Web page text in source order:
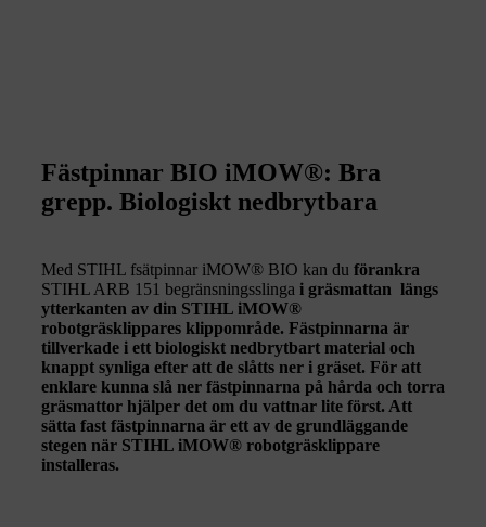
Fästpinnar BIO iMOW®: Bra
grepp. Biologiskt nedbrytbara
Med STIHL fsätpinnar iMOW® BIO kan du förankra
STIHL ARB 151 begränsningsslinga i gräsmattan längs
ytterkanten av din STIHL iMOW®
robotgräsklippares klippområde. Fästpinnarna är
tillverkade i ett biologiskt nedbrytbart material och
knappt synliga efter att de slåtts ner i gräset. För att
enklare kunna slå ner fästpinnarna på hårda och torra
gräsmattor hjälper det om du vattnar lite först. Att
sätta fast fästpinnarna är ett av de grundläggande
stegen när STIHL iMOW® robotgräsklippare
installeras.